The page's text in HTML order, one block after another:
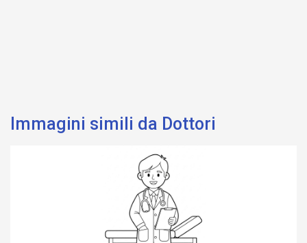
Immagini simili da Dottori